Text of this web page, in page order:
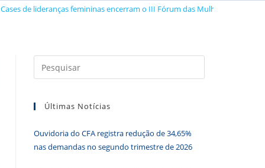
do
Mulheres ADMs
Cases de lideranças femininas encerram o III Fórum das Mulheres ADMs
a
Últimas Notícias
Ouvidoria do CFA registra redução de 34,65%
nas demandas no segundo trimestre de 2026